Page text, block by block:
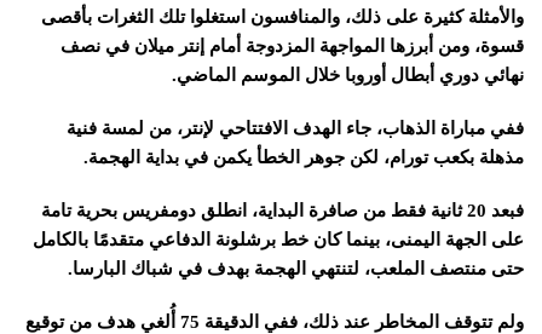
والأمثلة كثيرة على ذلك، والمنافسون استغلوا تلك الثغرات بأقصى
قسوة، ومن أبرزها المواجهة المزدوجة أمام إنتر ميلان في نصف
نهائي دوري أبطال أوروبا خلال الموسم الماضي.
ففي مباراة الذهاب، جاء الهدف الافتتاحي لإنتر، من لمسة فنية
مذهلة بكعب تورام، لكن جوهر الخطأ يكمن في بداية الهجمة.
فبعد 20 ثانية فقط من صافرة البداية، انطلق دومفريس بحرية تامة
على الجهة اليمنى، بينما كان خط برشلونة الدفاعي متقدمًا بالكامل
حتى منتصف الملعب، لتنتهي الهجمة بهدف في شباك البارسا.
ولم تتوقف المخاطر عند ذلك، ففي الدقيقة 75 أُلغي هدف من توقيع